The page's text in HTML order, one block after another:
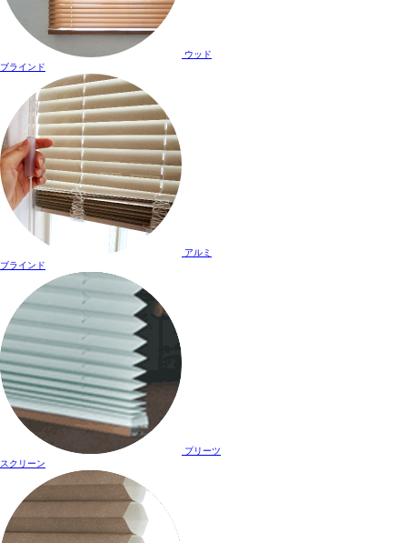
ウッド
ブラインド
アルミ
ブラインド
プリーツ
スクリーン